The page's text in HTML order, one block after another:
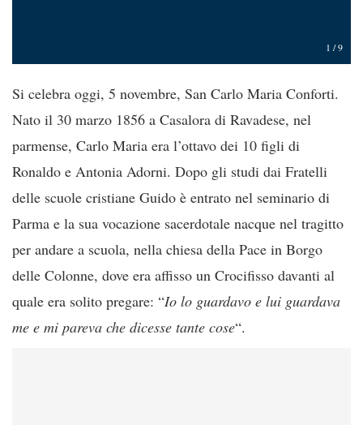
1 /9
Si celebra oggi, 5 novembre, San Carlo Maria Conforti.
Nato il 30 marzo 1856 a Casalora di Ravadese, nel
parmense, Carlo Maria era l’ottavo dei 10 figli di
Ronaldo e Antonia Adorni. Dopo gli studi dai Fratelli
delle scuole cristiane Guido è entrato nel seminario di
Parma e la sua vocazione sacerdotale nacque nel tragitto
per andare a scuola, nella chiesa della Pace in Borgo
delle Colonne, dove era affisso un Crocifisso davanti al
quale era solito pregare: “Io lo guardavo e lui guardava
me e mi pareva che dicesse tante cose“.